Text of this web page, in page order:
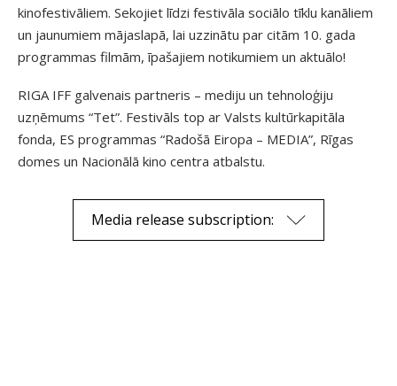
kinofestivāliem. Sekojiet līdzi festivāla sociālo tīklu kanāliem
un jaunumiem mājaslapā, lai uzzinātu par citām 10. gada
programmas filmām, īpašajiem notikumiem un aktuālo!
RIGA IFF galvenais partneris – mediju un tehnoloģiju
uzņēmums “Tet”. Festivāls top ar Valsts kultūrkapitāla
fonda, ES programmas “Radošā Eiropa – MEDIA”, Rīgas
domes un Nacionālā kino centra atbalstu.
Media release subscription: